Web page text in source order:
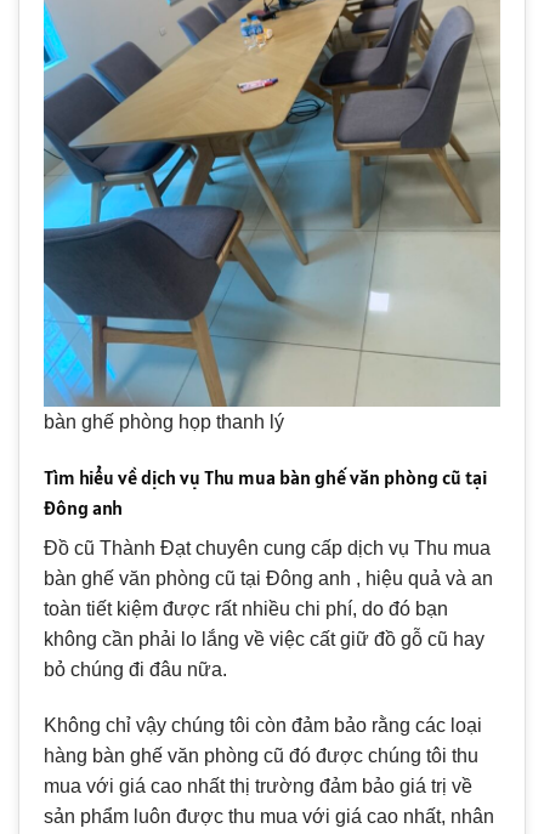
bàn ghế phòng họp thanh lý
Tìm hiểu về dịch vụ Thu mua bàn ghế văn phòng cũ tại
Đông anh
Đồ cũ Thành Đạt chuyên cung cấp dịch vụ Thu mua
bàn ghế văn phòng cũ tại Đông anh , hiệu quả và an
toàn tiết kiệm được rất nhiều chi phí, do đó bạn
không cần phải lo lắng về việc cất giữ đồ gỗ cũ hay
bỏ chúng đi đâu nữa.
Không chỉ vậy chúng tôi còn đảm bảo rằng các loại
hàng bàn ghế văn phòng cũ đó được chúng tôi thu
mua với giá cao nhất thị trường đảm bảo giá trị về
sản phẩm luôn được thu mua với giá cao nhất, nhân